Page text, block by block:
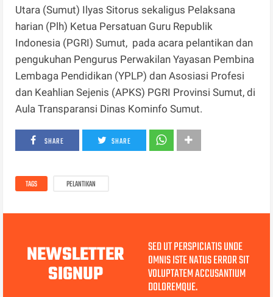
Utara (Sumut) Ilyas Sitorus sekaligus Pelaksana
harian (Plh) Ketua Persatuan Guru Republik
Indonesia (PGRI) Sumut, pada acara pelantikan dan
pengukuhan Pengurus Perwakilan Yayasan Pembina
Lembaga Pendidikan (YPLP) dan Asosiasi Profesi
dan Keahlian Sejenis (APKS) PGRI Provinsi Sumut, di
Aula Transparansi Dinas Kominfo Sumut.
SHARE SHARE
TAGS PELANTIKAN
NEWSLETTER
SIGNUP
SED UT PERSPICIATIS UNDE
OMNIS ISTE NATUS ERROR SIT
VOLUPTATEM ACCUSANTIUM
DOLOREMQUE.